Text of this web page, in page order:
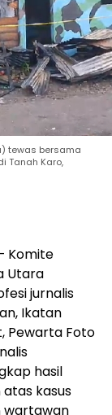
tewas bersama
Tanah Karo,
Komite
Utara
jurnalis
Ikatan
Pewarta Foto
hasil
kasus
wartawan